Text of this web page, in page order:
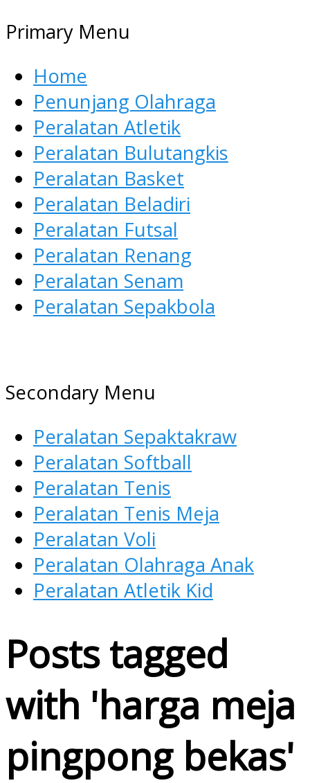
Primary Menu
Home
Penunjang Olahraga
Peralatan Atletik
Peralatan Bulutangkis
Peralatan Basket
Peralatan Beladiri
Peralatan Futsal
Peralatan Renang
Peralatan Senam
Peralatan Sepakbola
AGEN ALAT OLAHRAGA
Menyediakan Alat Olahraga
Secondary Menu
Peralatan Sepaktakraw
Peralatan Softball
Peralatan Tenis
Peralatan Tenis Meja
Peralatan Voli
Peralatan Olahraga Anak
Peralatan Atletik Kid
Posts tagged
with 'harga meja
pingpong bekas'